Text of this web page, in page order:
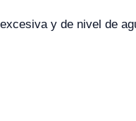
y de nivel de